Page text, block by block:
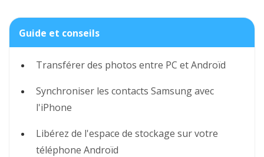
Guide et conseils
Transférer des photos entre PC et Androïd
Synchroniser les contacts Samsung avec
l'iPhone
Libérez de l'espace de stockage sur votre
téléphone Androïd